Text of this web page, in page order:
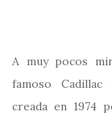
A muy pocos
famoso Cadillac
creada en 1974